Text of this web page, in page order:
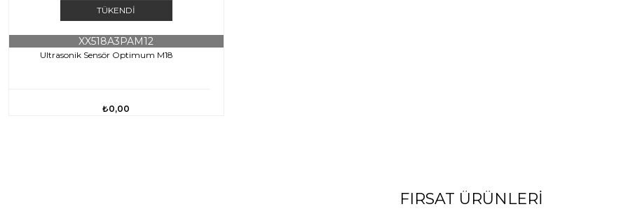
TÜKENDI
Ultrasonik Sensör Optimum M18
XX518A3PAM12
₺0,00
FIRSAT ÜRÜNLERI